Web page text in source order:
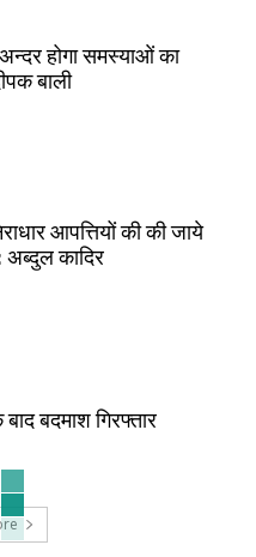
होगा समस्याओं का
बाली
आपत्तियों की की जाये
अब्दुल कादिर
बदमाश गिरफ्तार